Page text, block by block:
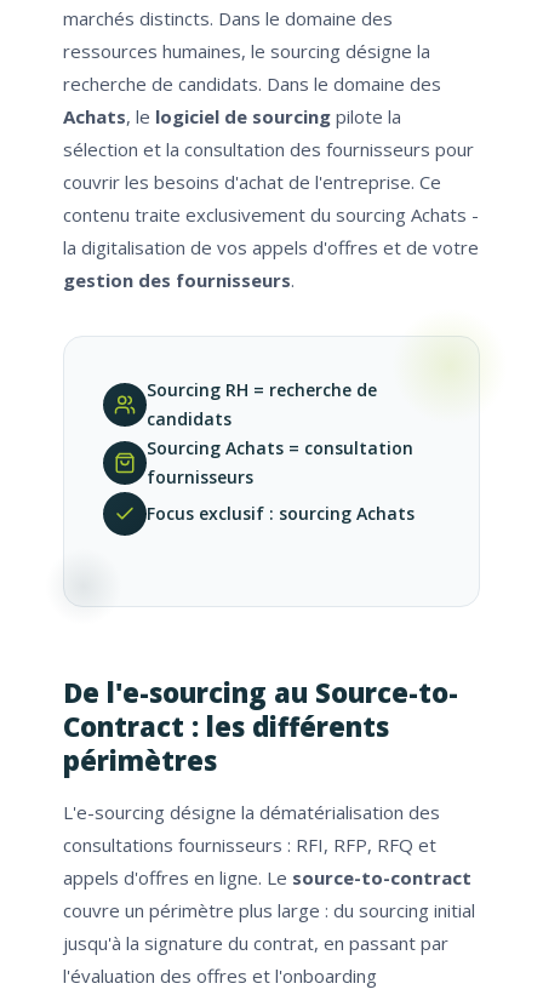
marchés distincts. Dans le domaine des
ressources humaines, le sourcing désigne la
recherche de candidats. Dans le domaine des
Achats, le logiciel de sourcing pilote la
sélection et la consultation des fournisseurs pour
couvrir les besoins d'achat de l'entreprise. Ce
contenu traite exclusivement du sourcing Achats -
la digitalisation de vos appels d'offres et de votre
gestion des fournisseurs.
Sourcing RH = recherche de
candidats
Sourcing Achats = consultation
fournisseurs
Focus exclusif : sourcing Achats
De l'e-sourcing au Source-to-
Contract : les différents
périmètres
L'e-sourcing désigne la dématérialisation des
consultations fournisseurs : RFI, RFP, RFQ et
appels d'offres en ligne. Le source-to-contract
couvre un périmètre plus large : du sourcing initial
jusqu'à la signature du contrat, en passant par
l'évaluation des offres et l'onboarding